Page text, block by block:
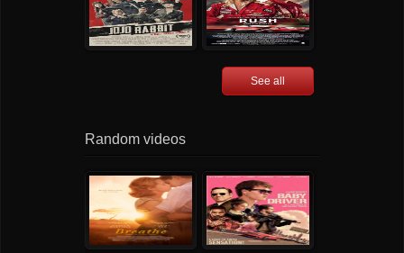
See all
Random videos